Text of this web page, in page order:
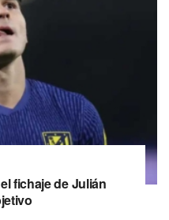
fichaje de Julián